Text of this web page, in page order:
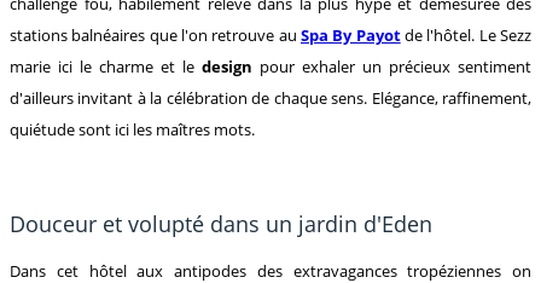
stations balnéaires que l'on retrouve au Spa By Payotde l'hôtel. Le Sezz
marie ici le charme et le design pour exhaler un précieux sentiment
d'ailleurs invitant à la célébration de chaque sens. Elégance, raffinement,
quiétude sont ici les maîtres mots.
Douceur et volupté dans un jardin d'Eden
Dans cet hôtel aux antipodes des extravagances tropéziennes on